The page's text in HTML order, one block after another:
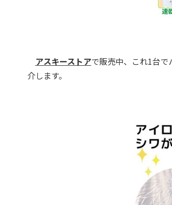
アスキーストアで販売中、これ1台で
介します。